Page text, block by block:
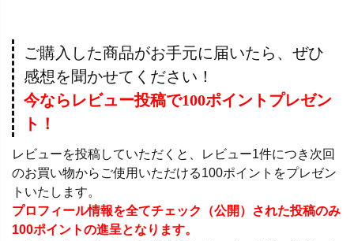
ご購入した商品がお手元に届いたら、ぜひ
感想を聞かせてください！
今ならレビュー投稿で100ポイントプレゼン
ト！
レビューを投稿していただくと、レビュー1件につき次回
のお買い物からご使用いただける100ポイントをプレゼン
トいたします。
プロフィール情報を全てチェック（公開）された投稿のみ
100ポイントの進呈となります。